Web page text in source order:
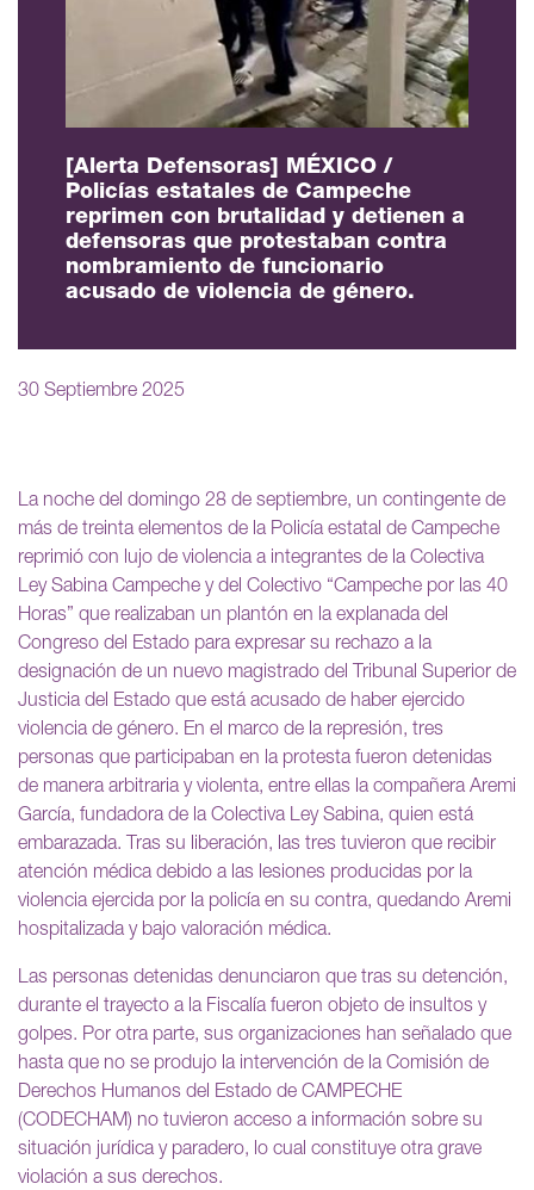
[Alerta Defensoras] MÉXICO /
Policías estatales de Campeche
reprimen con brutalidad y detienen a
defensoras que protestaban contra
nombramiento de funcionario
acusado de violencia de género.
30 Septiembre 2025
La noche del domingo 28 de septiembre, un contingente de
más de treinta elementos de la Policía estatal de Campeche
reprimió con lujo de violencia a integrantes de la Colectiva
Ley Sabina Campeche y del Colectivo “Campeche por las 40
Horas” que realizaban un plantón en la explanada del
Congreso del Estado para expresar su rechazo a la
designación de un nuevo magistrado del Tribunal Superior de
Justicia del Estado que está acusado de haber ejercido
violencia de género. En el marco de la represión, tres
personas que participaban en la protesta fueron detenidas
de manera arbitraria y violenta, entre ellas la compañera Aremi
García, fundadora de la Colectiva Ley Sabina, quien está
embarazada. Tras su liberación, las tres tuvieron que recibir
atención médica debido a las lesiones producidas por la
violencia ejercida por la policía en su contra, quedando Aremi
hospitalizada y bajo valoración médica.
Las personas detenidas denunciaron que tras su detención,
durante el trayecto a la Fiscalía fueron objeto de insultos y
golpes. Por otra parte, sus organizaciones han señalado que
hasta que no se produjo la intervención de la Comisión de
Derechos Humanos del Estado de CAMPECHE
(CODECHAM) no tuvieron acceso a información sobre su
situación jurídica y paradero, lo cual constituye otra grave
violación a sus derechos.